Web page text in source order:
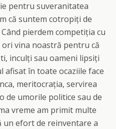
pentru suveranitatea
că suntem cotropiți de
pierdem competiția cu
vina noastră pentru că
inculți sau oameni lipsiți
în toate ocaziile face
meritocrația, servirea
de umorile politice sau de
vreme am primit multe
un efort de reinventare a